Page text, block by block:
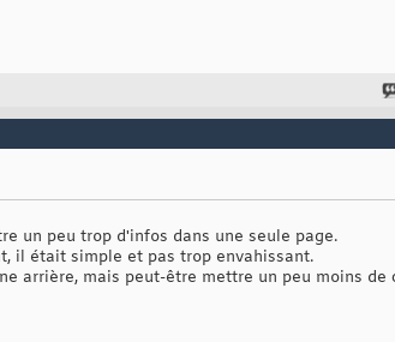
un peu trop d'infos dans une seule page.
il était simple et pas trop envahissant.
arrière, mais peut-être mettre un peu moins de